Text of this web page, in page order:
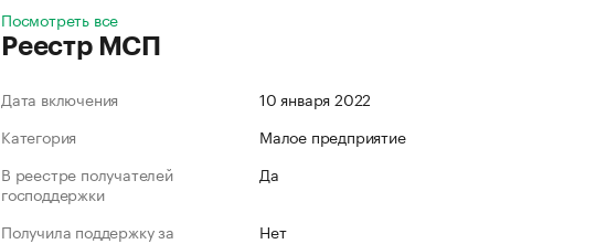
Посмотреть все
Реестр МСП
Дата включения
10 января 2022
Категория
Малое предприятие
В реестре получателей
господдержки
Да
Получила поддержку за
Нет